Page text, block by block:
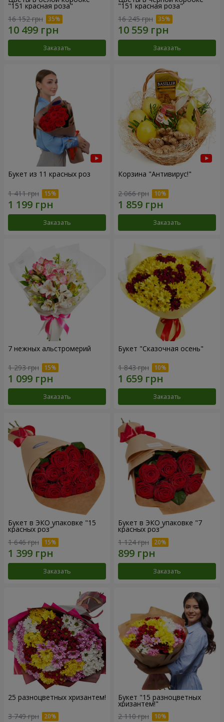
"151 красная роза"
16 152 грн
Заказать
"151 красная роза"
16 245 грн
Заказать
Букет из 11 красных роз
1 411 грн
Заказать
Корзина "Антивирус!"
2 066 грн
Заказать
7 нежных альстромерий
1 293 грн
Заказать
Букет "Сказочная осень"
1 843 грн
Заказать
Букет в ЭКО упаковке "15
красных роз"
1 646 грн
Заказать
Букет в ЭКО упаковке "7
красных роз"
1 124 грн
Заказать
25 разноцветных хризантем!
3 749 грн
Букет "15 разноцветных
хризантем!"
2 110 грн